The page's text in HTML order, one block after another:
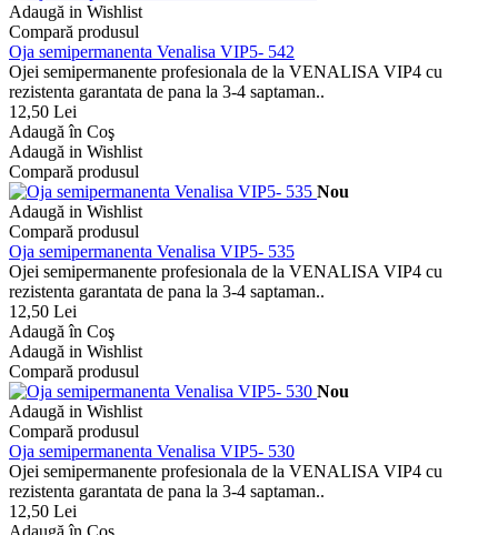
Adaugă in Wishlist
Compară produsul
Oja semipermanenta Venalisa VIP5- 542
Ojei semipermanente profesionala de la VENALISA VIP4 cu
rezistenta garantata de pana la 3-4 saptaman..
12,50 Lei
Adaugă în Coş
Adaugă in Wishlist
Compară produsul
Nou
Adaugă in Wishlist
Compară produsul
Oja semipermanenta Venalisa VIP5- 535
Ojei semipermanente profesionala de la VENALISA VIP4 cu
rezistenta garantata de pana la 3-4 saptaman..
12,50 Lei
Adaugă în Coş
Adaugă in Wishlist
Compară produsul
Nou
Adaugă in Wishlist
Compară produsul
Oja semipermanenta Venalisa VIP5- 530
Ojei semipermanente profesionala de la VENALISA VIP4 cu
rezistenta garantata de pana la 3-4 saptaman..
12,50 Lei